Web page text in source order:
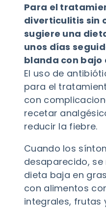
Para el
diverticulitis sin
sugiere una
unos días
blanda con
El uso de
para el
con
recetar
reducir la fiebre.
Cuando los
desaparecido,
dieta baja en
con alimentos
integrales, frutas